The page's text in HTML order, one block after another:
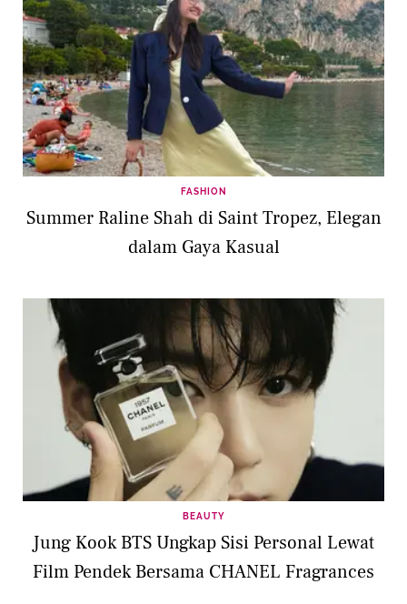
FASHION
Summer Raline Shah di Saint Tropez, Elegan
dalam Gaya Kasual
BEAUTY
Jung Kook BTS Ungkap Sisi Personal Lewat
Film Pendek Bersama CHANEL Fragrances